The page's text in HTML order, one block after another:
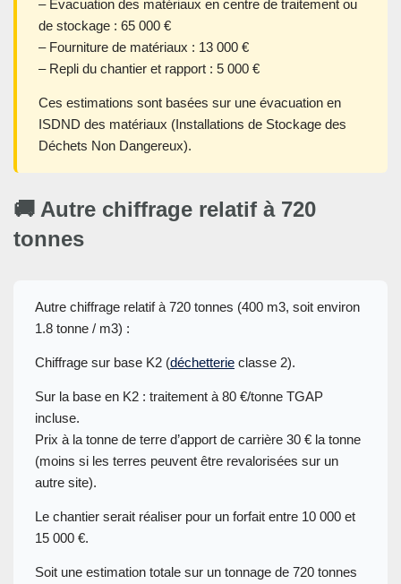
– Évacuation des matériaux en centre de traitement ou
de stockage : 65 000 €
– Fourniture de matériaux : 13 000 €
– Repli du chantier et rapport : 5 000 €
Ces estimations sont basées sur une évacuation en
ISDND des matériaux (Installations de Stockage des
Déchets Non Dangereux).
🚚 Autre chiffrage relatif à 720
tonnes
Autre chiffrage relatif à 720 tonnes (400 m3, soit environ
1.8 tonne / m3) :
Chiffrage sur base K2 (déchetterie classe 2).
Sur la base en K2 : traitement à 80 €/tonne TGAP
incluse.
Prix à la tonne de terre d’apport de carrière 30 € la tonne
(moins si les terres peuvent être revalorisées sur un
autre site).
Le chantier serait réaliser pour un forfait entre 10 000 et
15 000 €.
Soit une estimation totale sur un tonnage de 720 tonnes